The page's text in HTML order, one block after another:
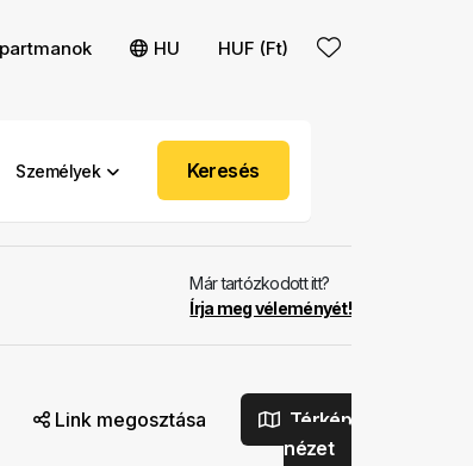
HU HUF (Ft)
Személyek Keresés
Már tartózkodott itt?
Írja meg véleményét!
Link megosztása
Térkép
nézet